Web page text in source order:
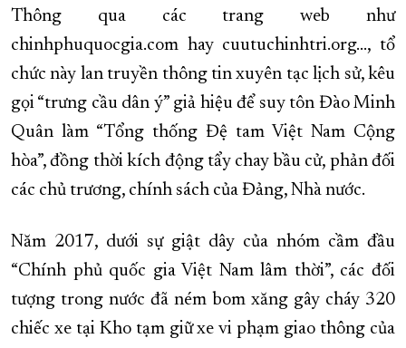
Thông qua các trang web như
chinhphuquocgia.com hay cuutuchinhtri.org..., tổ
chức này lan truyền thông tin xuyên tạc lịch sử, kêu
gọi “trưng cầu dân ý” giả hiệu để suy tôn Đào Minh
Quân làm “Tổng thống Đệ tam Việt Nam Cộng
hòa”, đồng thời kích động tẩy chay bầu cử, phản đối
các chủ trương, chính sách của Đảng, Nhà nước.
Năm 2017, dưới sự giật dây của nhóm cầm đầu
“Chính phủ quốc gia Việt Nam lâm thời”, các đối
tượng trong nước đã ném bom xăng gây cháy 320
chiếc xe tại Kho tạm giữ xe vi phạm giao thông của